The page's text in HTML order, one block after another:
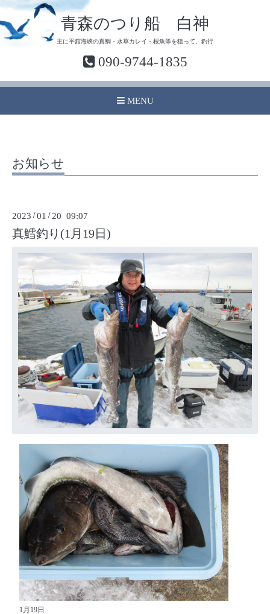
青森のつり船 白神
主に平舘海峡の真鯛・水草カレイ・根魚等を狙って、釣行
090-9744-1835
MENU
お知らせ
2023 /01 / 20 09:07
真鱈釣り(1月19日)
1月19日